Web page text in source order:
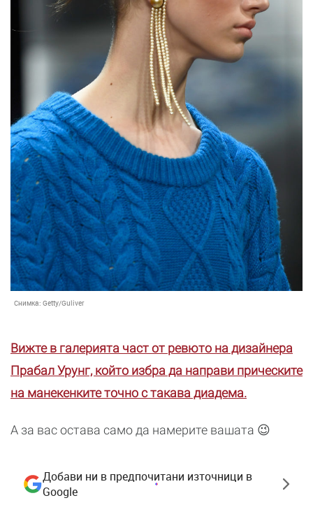
Снимка: Getty/Guliver
Вижте в галерията част от ревюто на дизайнера
Прабал Урунг, който избра да направи прическите
на манекенките точно с такава диадема.
А за вас остава само да намерите вашата 😉
Добави ни в предпочитани източници в
Google